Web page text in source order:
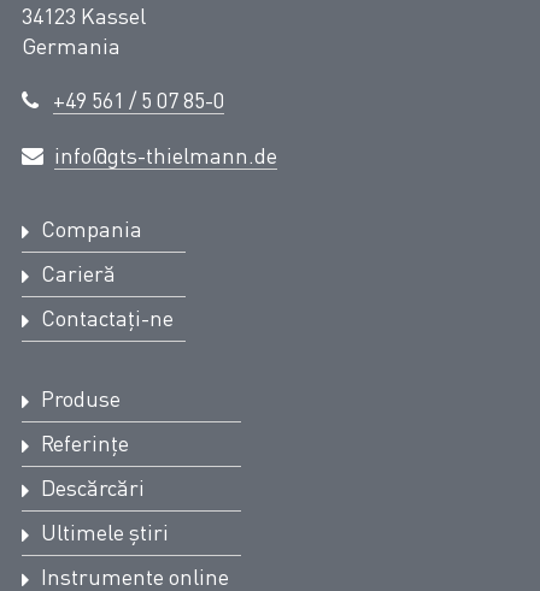
34123 Kassel
Germania
+49 561 / 5 07 85-0
info@gts-thielmann.de
Compania
Carieră
Contactați-ne
Produse
Referințe
Descărcări
Ultimele știri
Instrumente online